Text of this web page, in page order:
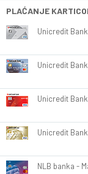
PLAĆANJE
Unicredit
Unicredit
Unicredit
Unicredit
NLB banka -